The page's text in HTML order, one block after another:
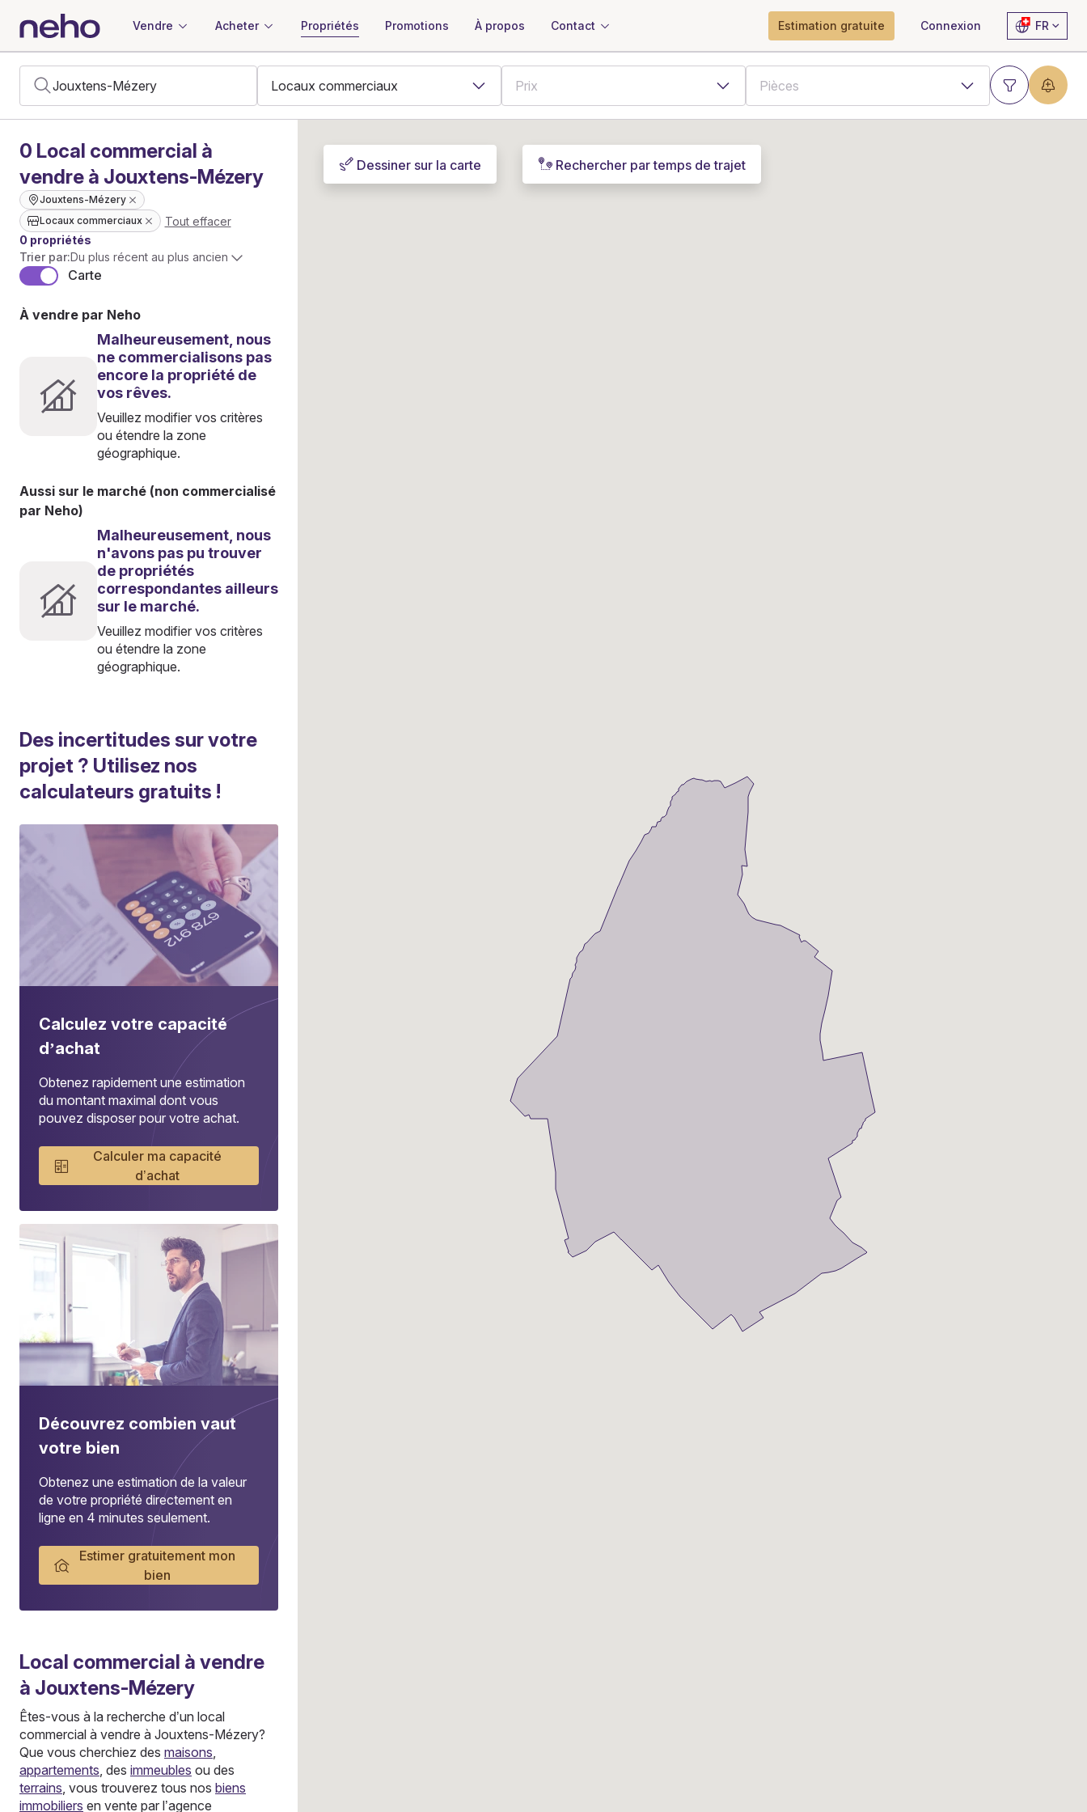
Vendre Acheter Propriétés Promotions À propos Contact Estimation gratuite Connexion FR
0 Local commercial à
vendre à Jouxtens-Mézery
Jouxtens-Mézery
Locaux commerciaux
Tout effacer
0 propriétés
Trier par:Du plus récent au plus ancien
Carte
À vendre par Neho
Malheureusement, nous
ne commercialisons pas
encore la propriété de
vos rêves.
Veuillez modifier vos critères
ou étendre la zone
géographique.
Aussi sur le marché (non commercialisé
par Neho)
Malheureusement, nous
n'avons pas pu trouver
de propriétés
correspondantes ailleurs
sur le marché.
Veuillez modifier vos critères
ou étendre la zone
géographique.
Des incertitudes sur votre
projet ? Utilisez nos
calculateurs gratuits !
Calculez votre capacité
d’achat
Obtenez rapidement une estimation
du montant maximal dont vous
pouvez disposer pour votre achat.
Calculer ma capacité
d’achat
Découvrez combien vaut
votre bien
Obtenez une estimation de la valeur
de votre propriété directement en
ligne en 4 minutes seulement.
Estimer gratuitement mon
bien
Local commercial à vendre
à Jouxtens-Mézery
Êtes-vous à la recherche d’un local
commercial à vendre à Jouxtens-Mézery?
Que vous cherchiez des maisons,
appartements, des immeubles ou des
terrains, vous trouverez tous nos biens
immobiliers en vente par l’agence
Dessiner sur la carte Rechercher par temps de trajet